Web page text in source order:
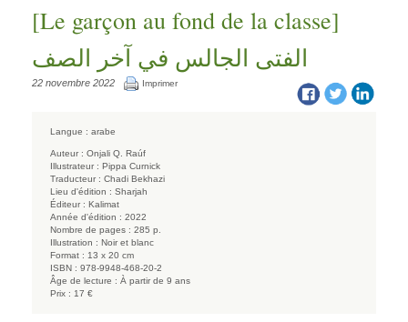
[Le garçon au fond de la classe]
الفتى الجالس في آخر الصف
22 novembre 2022 Imprimer
Langue : arabe
Auteur : Onjali Q. Raúf
Illustrateur : Pippa Curnick
Traducteur : Chadi Bekhazi
Lieu d'édition : Sharjah
Éditeur : Kalimat
Année d'édition : 2022
Nombre de pages : 285 p.
Illustration : Noir et blanc
Format : 13 x 20 cm
ISBN : 978-9948-468-20-2
Âge de lecture : À partir de 9 ans
Prix : 17 €